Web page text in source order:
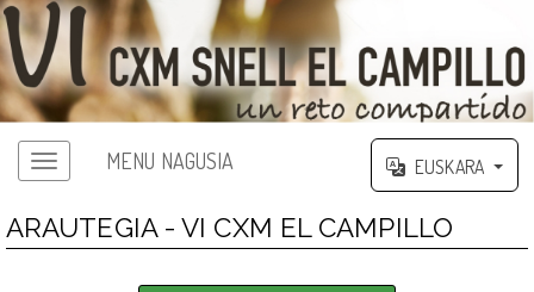
MENU NAGUSIA EUSKARA
ARAUTEGIA - VI CXM EL CAMPILLO